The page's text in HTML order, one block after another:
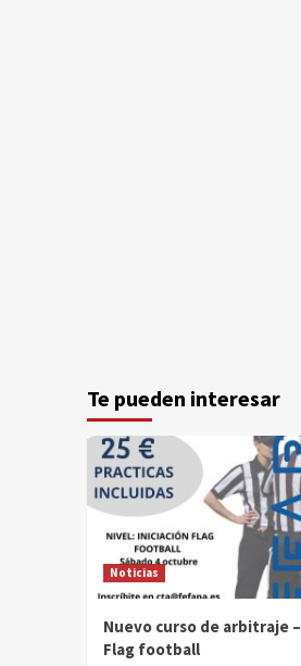
Te pueden interesar
Noticias
Nuevo curso de arbitraje –
Flag football